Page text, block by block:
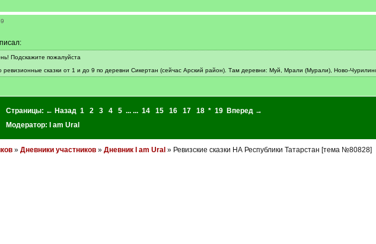
Подскажите пожалуйста
ревизионные сказки от 1 и до 9 по деревни Сикертан (сейчас Арский район). Там деревни: Муй, Мрали (Мурали), Ново-
Страницы: ← Назад 1 2 3 4 5 ... ... 14 15 16 17 18 * 19
Вперед →
Модератор:
I am Ural
» Дневники участников» Дневник I am Ural » Ревизские сказки НА Республики Татарстан [тема №80828]